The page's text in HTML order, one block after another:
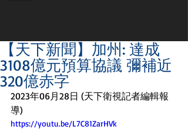
【天下新聞】加州: 達成
3108億元預算協議 彌補近
320億赤字
2023年06月28日 (天下衛視記者編輯報
導)
https://youtu.be/L7C81ZarHVk